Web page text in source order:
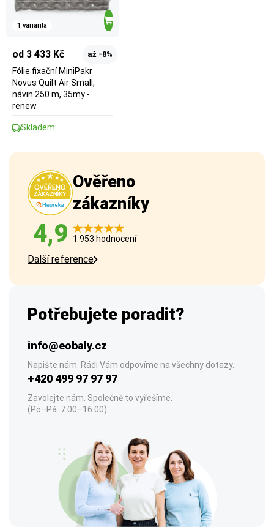
1 varianta
od 3 433 Kč až -8%
Fólie fixační MiniPakr
Novus Quilt Air Small,
návin 250 m, 35my -
renew
Skladem
Ověřeno
zákazníky
4,9 1 953 hodnocení
Další reference
Potřebujete poradit?
info@eobaly.cz
Napište nám. Rádi Vám odpovíme na všechny dotazy.
+420 499 97 97 97
Zavolejte nám. Společně to vyřešíme.
(Po–Pá: 7:00–16:00)